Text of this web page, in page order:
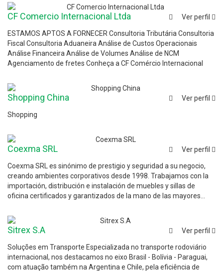
Ver perfil
CF Comercio Internacional Ltda
ESTAMOS APTOS A FORNECER Consultoria Tributária Consultoria
Fiscal Consultoria Aduaneira Análise de Custos Operacionais
Análise Financeira Análise de Volumes Análise de NCM
Agenciamento de fretes Conheça a CF Comércio Internacional
Ver perfil
Shopping China
Shopping
Ver perfil
Coexma SRL
Coexma SRL es sinónimo de prestigio y seguridad a su negocio,
creando ambientes corporativos desde 1998. Trabajamos con la
importación, distribución e instalación de muebles y sillas de
oficina certificados y garantizados de la mano de las mayores...
Ver perfil
Sitrex S.A
Soluções em Transporte Especializada no transporte rodoviário
internacional, nos destacamos no eixo Brasil - Bolívia - Paraguai,
com atuação também na Argentina e Chile, pela eficiência de